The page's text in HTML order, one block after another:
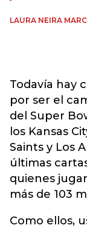
LAURA NEIRA
Todavía hay
por ser el
del Super
los Kansas
Saints y Los
últimas
quienes
más de 103
Como ellos,